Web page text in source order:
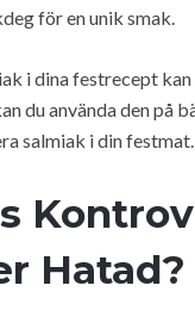
för en unik smak.
i dina festrecept
du använda den
salmiak i din
Hatad?